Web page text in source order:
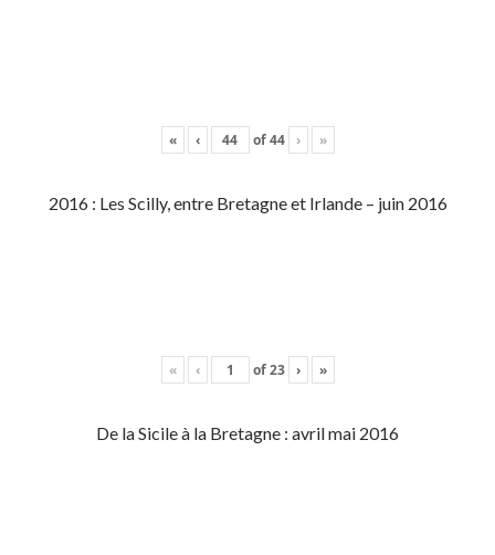
« ‹ of44 › »
2016 : Les Scilly, entre Bretagne et Irlande – juin 2016
« ‹ of23 › »
De la Sicile à la Bretagne : avril mai 2016